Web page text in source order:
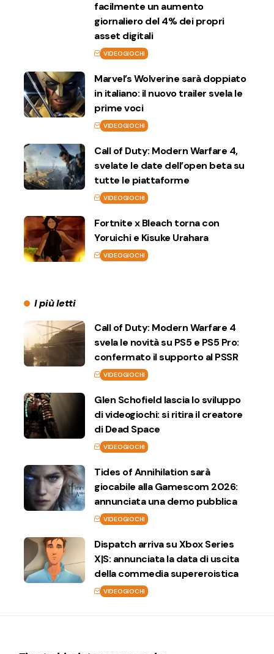
facilmente un aumento
giornaliero del 4% dei propri
asset digitali
VIDEOGIOCHI
Marvel’s Wolverine sarà doppiato
in italiano: il nuovo trailer svela le
prime voci
VIDEOGIOCHI
Call of Duty: Modern Warfare 4,
svelate le date dell’open beta su
tutte le piattaforme
VIDEOGIOCHI
Fortnite x Bleach torna con
Yoruichi e Kisuke Urahara
VIDEOGIOCHI
I più letti
Call of Duty: Modern Warfare 4
svela le novità su PS5 e PS5 Pro:
confermato il supporto al PSSR
VIDEOGIOCHI
Glen Schofield lascia lo sviluppo
di videogiochi: si ritira il creatore
di Dead Space
VIDEOGIOCHI
Tides of Annihilation sarà
giocabile alla Gamescom 2026:
annunciata una demo pubblica
VIDEOGIOCHI
Dispatch arriva su Xbox Series
X|S: annunciata la data di uscita
della commedia supereroistica
VIDEOGIOCHI